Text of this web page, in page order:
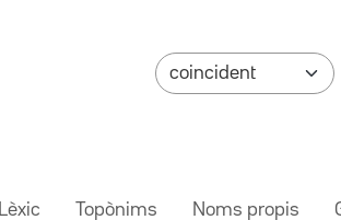
Lèxic Topònims Noms propis